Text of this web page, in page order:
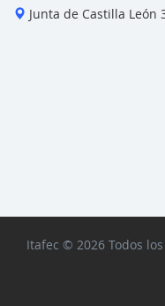
Junta de Castilla León
Itafec © 2026 Todos